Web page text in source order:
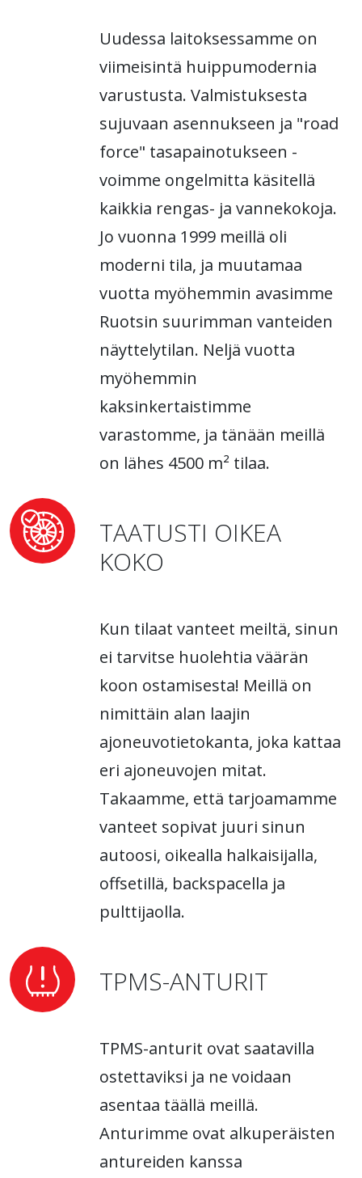
Uudessa laitoksessamme on
viimeisintä huippumodernia
varustusta. Valmistuksesta
sujuvaan asennukseen ja "road
force" tasapainotukseen -
voimme ongelmitta käsitellä
kaikkia rengas- ja vannekokoja.
Jo vuonna 1999 meillä oli
moderni tila, ja muutamaa
vuotta myöhemmin avasimme
Ruotsin suurimman vanteiden
näyttelytilan. Neljä vuotta
myöhemmin
kaksinkertaistimme
varastomme, ja tänään meillä
on lähes 4500 m² tilaa.
TAATUSTI OIKEA
KOKO
Kun tilaat vanteet meiltä, sinun
ei tarvitse huolehtia väärän
koon ostamisesta! Meillä on
nimittäin alan laajin
ajoneuvotietokanta, joka kattaa
eri ajoneuvojen mitat.
Takaamme, että tarjoamamme
vanteet sopivat juuri sinun
autoosi, oikealla halkaisijalla,
offsetillä, backspacella ja
pulttijaolla.
TPMS-ANTURIT
TPMS-anturit ovat saatavilla
ostettaviksi ja ne voidaan
asentaa täällä meillä.
Anturimme ovat alkuperäisten
antureiden kanssa